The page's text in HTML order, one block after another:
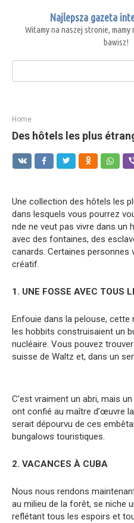
content
Najlepsza gazeta
Witamy na naszej stronie, mamy
bawisz!
Search:
Home
Des hôtels les plus
Une collection des hôtels les
dans lesquels vous pourrez
nde ne veut pas vivre dans un
avec des fontaines, des
canards. Certaines personnes
créatif.
1. UNE FOSSE AVEC TOUS
Enfouie dans la pelouse,
les hobbits construisaient un
nucléaire. Vous pouvez
suisse de Waltz et, dans un
C’est vraiment un abri, mais
ont confié au maître d’œuvre
serait dépourvu de ces
bungalows touristiques.
2. VACANCES À CUBA
Nous nous rendons
au milieu de la forêt, se niche
reflétant tous les espoirs et